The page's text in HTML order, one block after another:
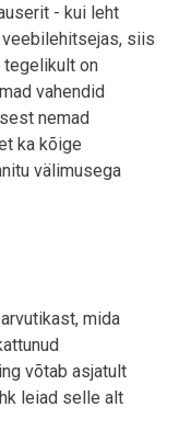
- kui leht
siis
tegelikult on
vahendid
nemad
ka kõige
välimusega
mida
võtab asjatult
leiad selle alt